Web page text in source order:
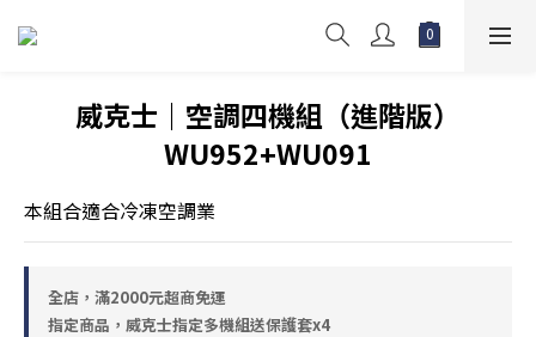
威克士｜空調四機組（進階版）
WU952+WU091
本組合適合冷凍空調業
全店，滿2000元超商免運
指定商品，威克士指定多機組送保護套x4